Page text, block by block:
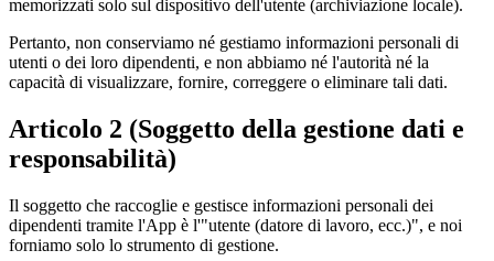
memorizzati solo sul dispositivo dell'utente (archiviazione locale).
Pertanto, non conserviamo né gestiamo informazioni personali di
utenti o dei loro dipendenti, e non abbiamo né l'autorità né la
capacità di visualizzare, fornire, correggere o eliminare tali dati.
Articolo 2 (Soggetto della gestione dati e
responsabilità)
Il soggetto che raccoglie e gestisce informazioni personali dei
dipendenti tramite l'App è l'"utente (datore di lavoro, ecc.)", e noi
forniamo solo lo strumento di gestione.